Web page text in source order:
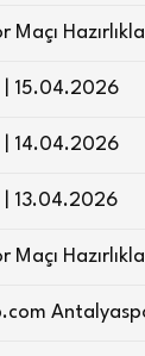
| 15.04.2026
| 14.04.2026
| 13.04.2026